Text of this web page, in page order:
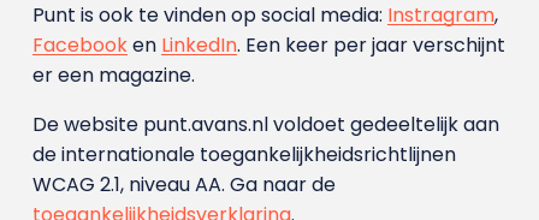
Punt is ook te vinden op social media: Instragram,
Facebooken LinkedIn. Een keer per jaar verschijnt
er een magazine.
De website punt.avans.nl voldoet gedeeltelijk aan
de internationale toegankelijkheidsrichtlijnen
WCAG 2.1, niveau AA. Ga naar de